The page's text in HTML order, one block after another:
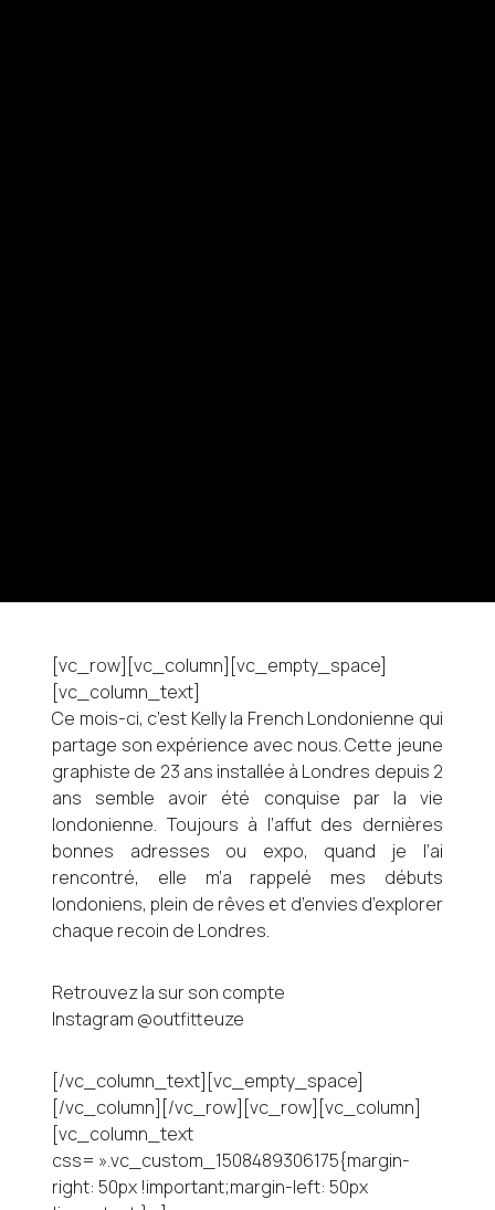
[vc_row][vc_column][vc_empty_space]
[vc_column_text]
Ce mois-ci, c’est Kelly la French Londonienne qui
partage son expérience avec nous. Cette jeune
graphiste de 23 ans installée à Londres depuis 2
ans semble avoir été conquise par la vie
londonienne. Toujours à l’affut des dernières
bonnes adresses ou expo, quand je l’ai
rencontré, elle m’a rappelé mes débuts
londoniens, plein de rêves et d’envies d’explorer
chaque recoin de Londres.
Retrouvez la sur son compte
Instagram @outfitteuze
[/vc_column_text][vc_empty_space]
[/vc_column][/vc_row][vc_row][vc_column]
[vc_column_text
css= ».vc_custom_1508489306175{margin-
right: 50px !important;margin-left: 50px